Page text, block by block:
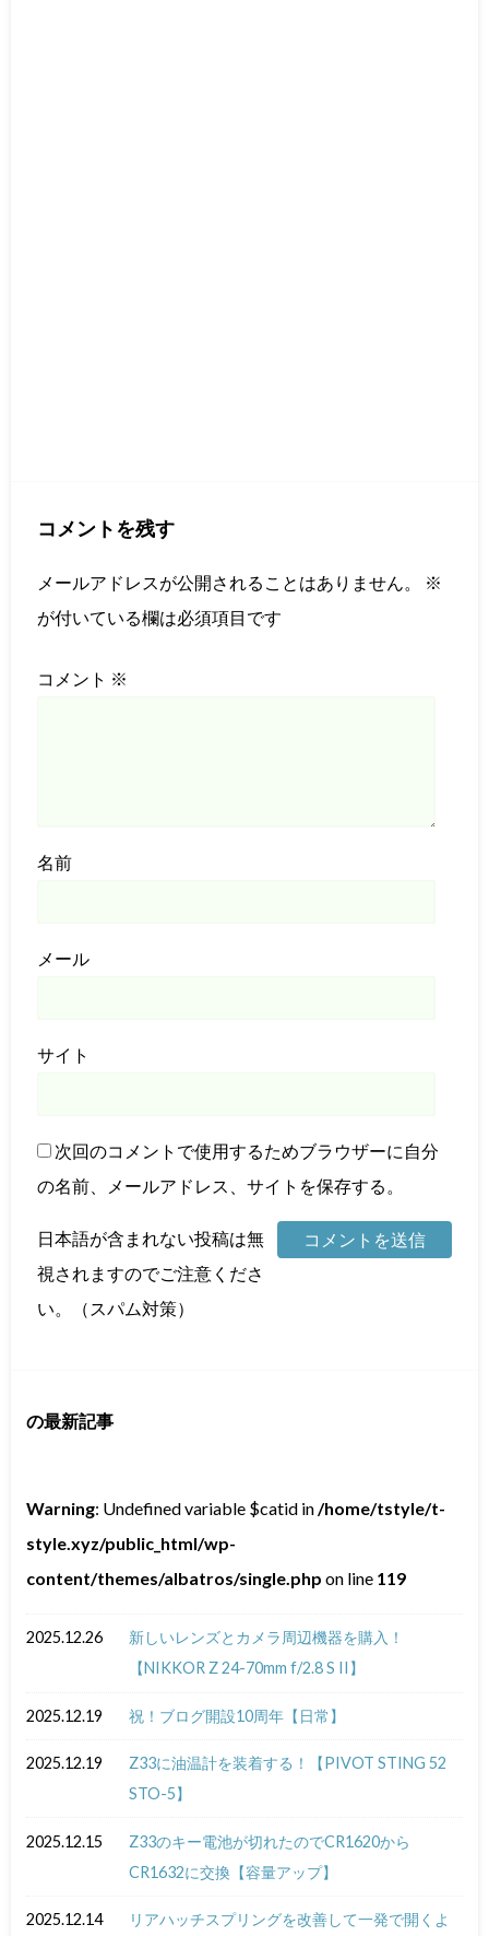
コメントを残す
メールアドレスが公開されることはありません。
※
が付いている欄は必須項目です
コメント ※
名前
メール
サイト
次回のコメントで使用するためブラウザーに自分
の名前、メールアドレス、サイトを保存する。
日本語が含まれない投稿は無
視されますのでご注意くださ
い。（スパム対策）
の最新記事
Warning: Undefined variable $catid in/home/tstyle/t-
style.xyz/public_html/wp-
content/themes/albatros/single.php on line 119
2025.12.26
新しいレンズとカメラ周辺機器を購入！
【NIKKOR Z 24-70mm f/2.8 S II】
2025.12.19 祝！ブログ開設10周年【日常】
2025.12.19
Z33に油温計を装着する！【PIVOT STING 52
STO-5】
2025.12.15
Z33のキー電池が切れたのでCR1620から
CR1632に交換【容量アップ】
2025.12.14 リアハッチスプリングを改善して一発で開くよ